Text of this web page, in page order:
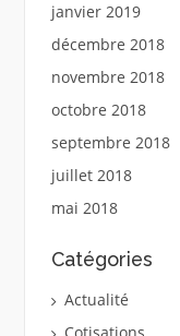
janvier 2019
décembre 2018
novembre 2018
octobre 2018
septembre 2018
juillet 2018
mai 2018
Catégories
Actualité